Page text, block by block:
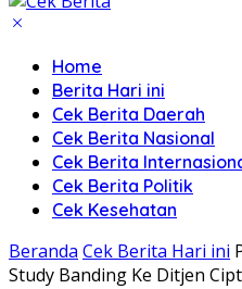
Home
Berita Hari ini
Cek Berita Daerah
Cek Berita Nasional
Cek Berita
Cek Berita Politik
Cek Kesehatan
Beranda Cek Berita Hari ini
Study Banding Ke Ditjen